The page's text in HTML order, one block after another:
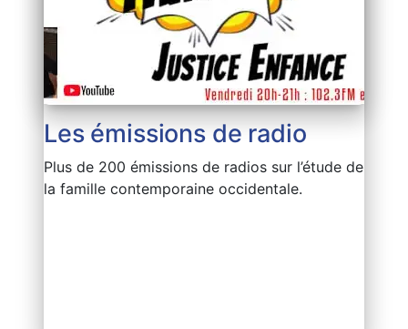
Les émissions de radio
Plus de 200 émissions de radios sur l’étude de
la famille contemporaine occidentale.